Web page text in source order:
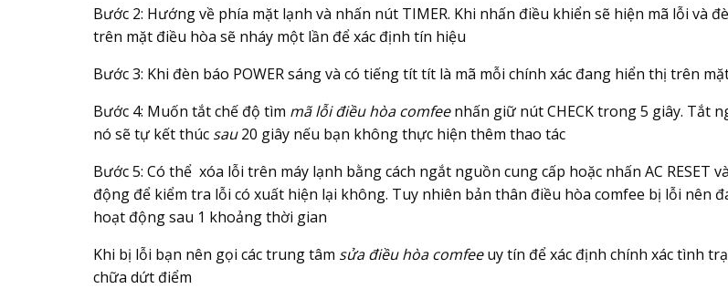
Bước 2: Hướng về phía mặt lạnh và nhấn nút TIMER. Khi nhấn điều khiển sẽ hiện mã lỗi và
trên mặt điều hòa sẽ nháy một lần để xác định tín hiệu
Bước 3: Khi đèn báo POWER sáng và có tiếng tít tít là mã mỗi chính xác đang hiển thị trên
Bước 4: Muốn tắt chế độ tìm mã lỗi điều hòa comfeenhấn giữ nút CHECK trong 5 giây. Tắt
nó sẽ tự kết thúc sau20 giây nếu bạn không thực hiện thêm thao tác
Bước 5: Có thể xóa lỗi trên máy lạnh bằng cách ngắt nguồn cung cấp hoặc nhấn AC RESET
động để kiểm tra lỗi có xuất hiện lại không. Tuy nhiên bản thân điều hòa comfee bị lỗi nên
hoạt động sau 1 khoảng thời gian
Khi bị lỗi bạn nên gọi các trung tâm sửa điều hòa comfeeuy tín để xác định chính xác tình
chữa dứt điểm